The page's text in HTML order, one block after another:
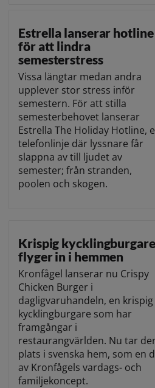
Estrella lanserar hotline
för att lindra
semesterstress
Vissa längtar medan andra
upplever stor stress inför
semestern. För att stilla
semesterbehovet lanserar
Estrella The Holiday Hotline,
telefonlinje där lyssnare får
slappna av till ljudet av
semester; från stranden,
poolen och skogen.
Krispig kycklingburgare
flyger in i hemmen
Kronfågel lanserar nu Crispy
Chicken Burger i
dagligvaruhandeln, en krispig
kycklingburgare som har
framgångar i
restaurangvärlden. Nu tar
plats i svenska hem, som en
av Kronfågels vardags- och
familjekoncept.